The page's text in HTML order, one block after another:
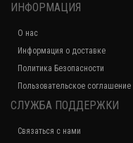
ИНФОРМАЦИЯ
О нас
Информация о доставке
Политика Безопасности
Пользовательское соглашение
СЛУЖБА ПОДДЕРЖКИ
Связаться с нами